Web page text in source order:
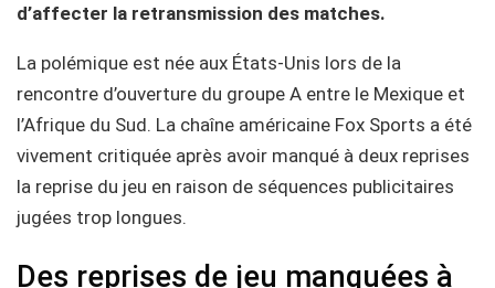
d’affecter la retransmission des matches.
La polémique est née aux États-Unis lors de la
rencontre d’ouverture du groupe A entre le Mexique et
l’Afrique du Sud. La chaîne américaine Fox Sports a été
vivement critiquée après avoir manqué à deux reprises
la reprise du jeu en raison de séquences publicitaires
jugées trop longues.
Des reprises de jeu manquées à